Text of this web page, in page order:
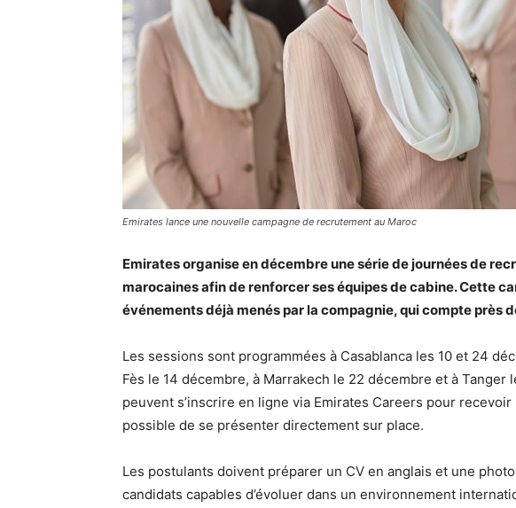
Emirates lance une nouvelle campagne de recrutement au Maroc
Emirates organise en décembre une série de journées de
marocaines afin de renforcer ses équipes de cabine. Cette
événements déjà menés par la compagnie, qui compte près
Les sessions sont programmées à Casablanca les 10 et 24
Fès le 14 décembre, à Marrakech le 22 décembre et à Tanger
peuvent s’inscrire en ligne via Emirates Careers pour
possible de se présenter directement sur place.
Les postulants doivent préparer un CV en anglais et une
candidats capables d’évoluer dans un environnement